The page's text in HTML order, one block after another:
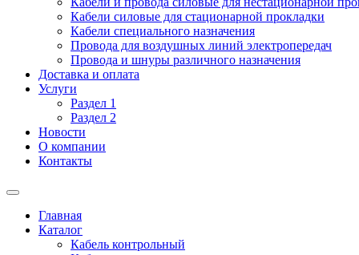
Кабели силовые для стационарной прокладки
Кабели специального назначения
Провода для воздушных линий электропередач
Провода и шнуры различного назначения
Доставка и оплата
Услуги
Раздел 1
Раздел 2
Новости
О компании
Контакты
Главная
Каталог
Кабель контрольный